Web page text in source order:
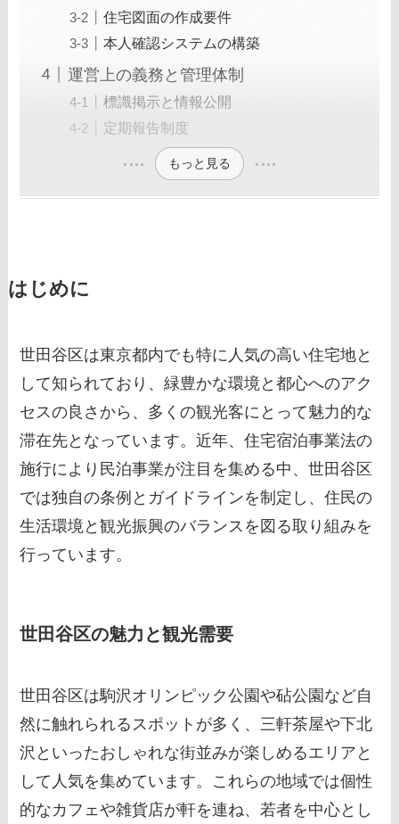
住宅図面の作成要件
本人確認システムの構築
運営上の義務と管理体制
標識掲示と情報公開
定期報告制度
もっと見る
はじめに
世田谷区は東京都内でも特に人気の高い住宅地と
して知られており、緑豊かな環境と都心へのアク
セスの良さから、多くの観光客にとって魅力的な
滞在先となっています。近年、住宅宿泊事業法の
施行により民泊事業が注目を集める中、世田谷区
では独自の条例とガイドラインを制定し、住民の
生活環境と観光振興のバランスを図る取り組みを
行っています。
世田谷区の魅力と観光需要
世田谷区は駒沢オリンピック公園や砧公園など自
然に触れられるスポットが多く、三軒茶屋や下北
沢といったおしゃれな街並みが楽しめるエリアと
して人気を集めています。これらの地域では個性
的なカフェや雑貨店が軒を連ね、若者を中心とし